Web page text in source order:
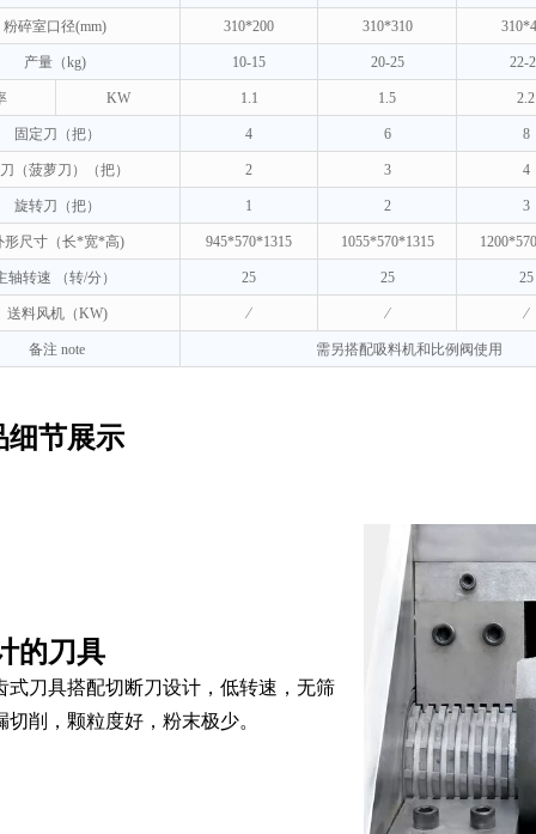
粉碎室口径(mm) 310*200 310*310
产量（kg) 10-15 20-25 22-
KW 1.1 1.5 2.2
固定刀（把） 4 6 8
（菠萝刀）（把） 2 3 4
旋转刀（把） 1 2 3
形尺寸（长*宽*高) 945*570*1315 1055*570*1315
轴转速 （转/分） 25 25 25
送料风机（KW) ∕ ∕ ∕
备注 note 需另搭配吸料机和比例阀使用
节展示
的刀具
式刀具搭配切断刀设计，低转速，无筛
切削，颗粒度好，粉末极少。